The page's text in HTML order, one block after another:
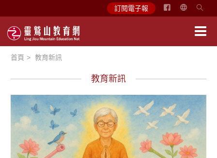
訂閱電子報
简
首頁 教育新訊
教育新訊